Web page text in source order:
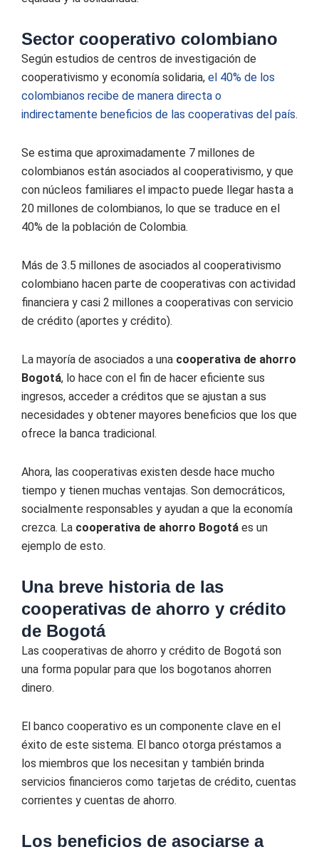
Sector cooperativo colombiano
Según estudios de centros de investigación de
cooperativismo y economía solidaria, el 40% de los
colombianos recibe de manera directa o
indirectamente beneficios de las cooperativas del país.
Se estima que aproximadamente 7 millones de
colombianos están asociados al cooperativismo, y que
con núcleos familiares el impacto puede llegar hasta a
20 millones de colombianos, lo que se traduce en el
40% de la población de Colombia.
Más de 3.5 millones de asociados al cooperativismo
colombiano hacen parte de cooperativas con actividad
financiera y casi 2 millones a cooperativas con servicio
de crédito (aportes y crédito).
La mayoría de asociados a una cooperativa de ahorro
Bogotá, lo hace con el fin de hacer eficiente sus
ingresos, acceder a créditos que se ajustan a sus
necesidades y obtener mayores beneficios que los que
ofrece la banca tradicional.
Ahora, las cooperativas existen desde hace mucho
tiempo y tienen muchas ventajas. Son democráticos,
socialmente responsables y ayudan a que la economía
crezca. La cooperativa de ahorro Bogotá es un
ejemplo de esto.
Una breve historia de las
cooperativas de ahorro y crédito
de Bogotá
Las cooperativas de ahorro y crédito de Bogotá son
una forma popular para que los bogotanos ahorren
dinero.
El banco cooperativo es un componente clave en el
éxito de este sistema. El banco otorga préstamos a
los miembros que los necesitan y también brinda
servicios financieros como tarjetas de crédito, cuentas
corrientes y cuentas de ahorro.
Los beneficios de asociarse a